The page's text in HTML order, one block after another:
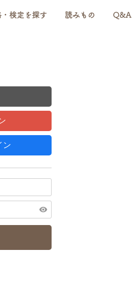
・検定を探す 読みもの Q&A
ン
visibility